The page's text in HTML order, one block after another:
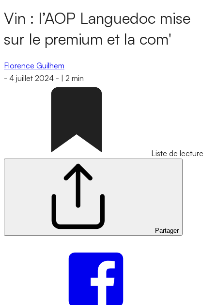
Vin : l’AOP Languedoc mise
sur le premium et la com'
Florence Guilhem
- 4 juillet 2024 - 2 min
Liste de lecture
Partager